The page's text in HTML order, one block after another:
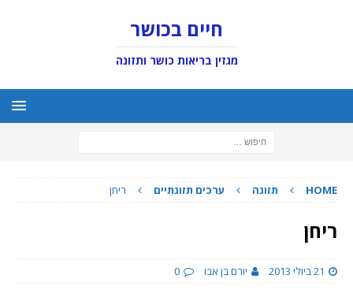
חיים בכושר
מגזין בריאות כושר ותזונה
HOME תזונה ערכים תזונתיים ריחן
ריחן
21 ביולי 2013 יורם בן אבו 0